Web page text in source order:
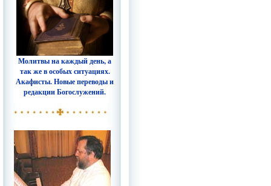
Молитвы на каждый день, а
так же в особых ситуациях.
Акафисты. Новые переводы и
редакции Богослужений.